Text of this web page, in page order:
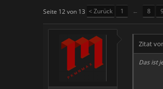
Seite 12 von 13 < Zurück 1 ← 8 9
Zitat
Das ist